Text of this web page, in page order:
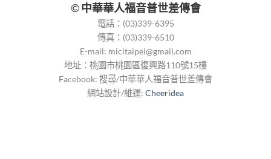
©中華華人福音普世差傳會
電話：(03)339-6395
傳真：(03)339-6510
E-mail: micitaipei@gmail.com
地址：桃園市桃園區復興路110號15樓
Facebook: 搜尋/中華華人福音普世差傳會
網站設計/維運: Cheeridea